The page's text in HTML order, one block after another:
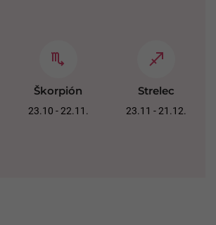
Škorpión
23.10 - 22.11.
Strelec
23.11 - 21.12.